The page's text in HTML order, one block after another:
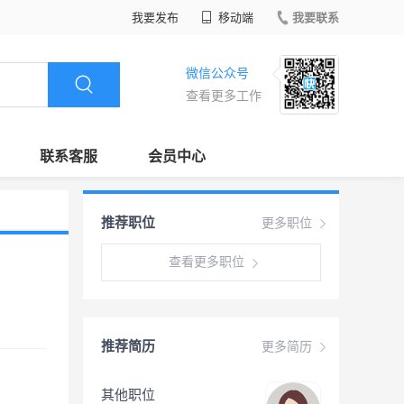
我要发布 移动端 我要联系
微信公众号
查看更多工作
联系客服 会员中心
更多职位
推荐职位
查看更多职位
更多简历
推荐简历
其他职位